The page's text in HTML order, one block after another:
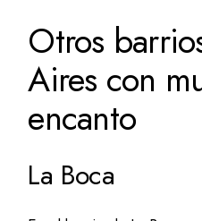
Otros
Aires con
encanto
La Boca